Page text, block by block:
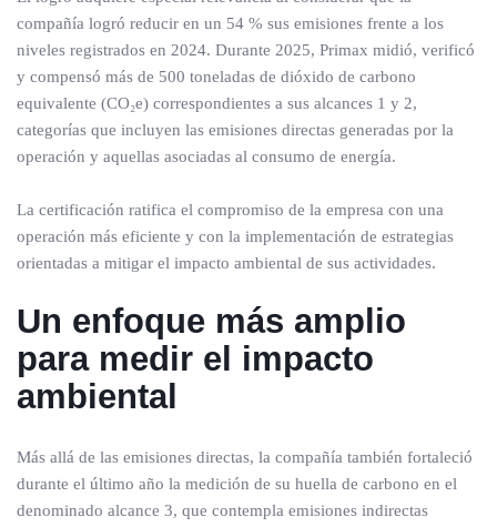
compañía logró reducir en un 54 % sus emisiones frente a los
niveles registrados en 2024. Durante 2025, Primax midió, verificó
y compensó más de 500 toneladas de dióxido de carbono
equivalente (CO₂e) correspondientes a sus alcances 1 y 2,
categorías que incluyen las emisiones directas generadas por la
operación y aquellas asociadas al consumo de energía.
La certificación ratifica el compromiso de la empresa con una
operación más eficiente y con la implementación de estrategias
orientadas a mitigar el impacto ambiental de sus actividades.
Un enfoque más amplio
para medir el impacto
ambiental
Más allá de las emisiones directas, la compañía también fortaleció
durante el último año la medición de su huella de carbono en el
denominado alcance 3, que contempla emisiones indirectas